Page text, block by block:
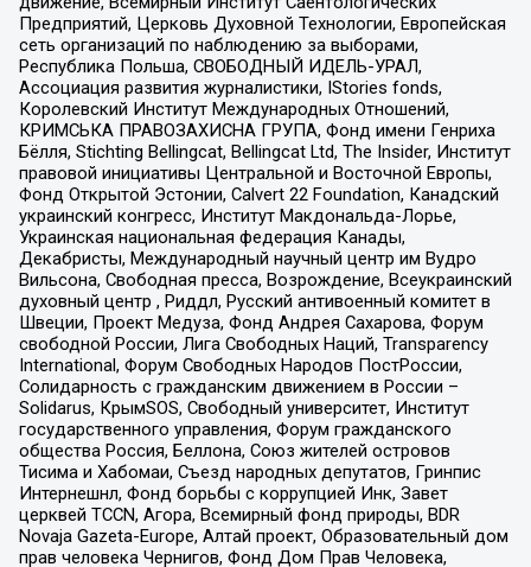
Предприятий, Церковь Духовной Технологии, Европейская
сеть организаций по наблюдению за выборами,
Республика Польша, СВОБОДНЫЙ ИДЕЛЬ-УРАЛ,
Ассоциация развития журналистики, IStories fonds,
Королевский Институт Международных Отношений,
КРИМСЬКА ПРАВОЗАХИСНА ГРУПА, Фонд имени Генриха
Бёлля, Stichting Bellingcat, Bellingcat Ltd, The Insider, Институт
правовой инициативы Центральной и Восточной Европы,
Фонд Открытой Эстонии, Calvert 22 Foundation, Канадский
украинский конгресс, Институт Макдональда-Лорье,
Украинская национальная федерация Канады,
Декабристы, Международный научный центр им Вудро
Вильсона, Свободная пресса, Возрождение, Всеукраинский
духовный центр , Риддл, Русский антивоенный комитет в
Швеции, Проект Медуза, Фонд Андрея Сахарова, Форум
свободной России, Лига Свободных Наций, Transparеncy
International, Форум Свободных Народов ПостРоссии,
Солидарность с гражданским движением в России –
Solidarus, КрымSOS, Свободный университет, Институт
государственного управления, Форум гражданского
общества Россия, Беллона, Союз жителей островов
Тисима и Хабомаи, Съезд народных депутатов, Гринпис
Интернешнл, Фонд борьбы с коррупцией Инк, Завет
церквей TCCN, Агора, Всемирный фонд природы, BDR
Novaja Gazeta-Europe, Алтай проект, Образовательный дом
прав человека Чернигов, Фонд Дом Прав Человека,